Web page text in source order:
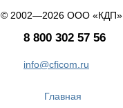
© 2002—2026 ООО «КДП»
8 800 302 57 56
info@cficom.ru
Главная